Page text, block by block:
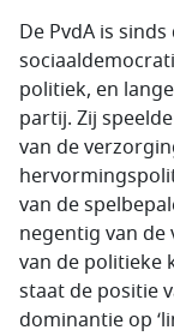
De PvdA is
politiek, en
partij. Zij
van de
van de
negentig van de
van de politieke
staat de positie
dominantie op